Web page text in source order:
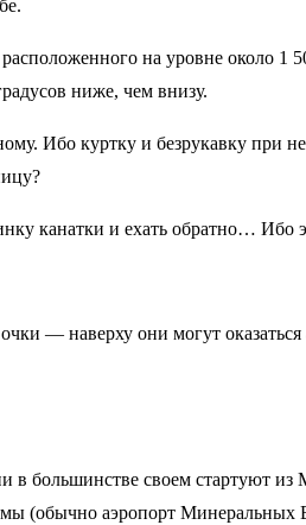
на уровне около
ниже, чем внизу.
Ибо куртку и безрукавку при
канатки и ехать обратно…
— наверху они могут
в большинстве своем стартуют
(обычно аэропорт Минеральных